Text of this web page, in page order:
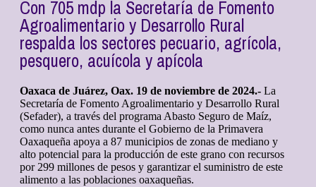
Con 705 mdp la Secretaría de Fomento
Agroalimentario y Desarrollo Rural
respalda los sectores pecuario, agrícola,
pesquero, acuícola y apícola
Oaxaca de Juárez, Oax. 19 de noviembre de 2024.- La
Secretaría de Fomento Agroalimentario y Desarrollo Rural
(Sefader), a través del programa Abasto Seguro de Maíz,
como nunca antes durante el Gobierno de la Primavera
Oaxaqueña apoya a 87 municipios de zonas de mediano y
alto potencial para la producción de este grano con recursos
por 299 millones de pesos y garantizar el suministro de este
alimento a las poblaciones oaxaqueñas.